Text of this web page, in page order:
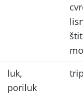
luk,
poriluk